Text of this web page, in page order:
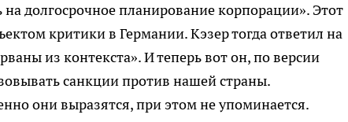
долгосрочное планирование корпорации». Этот
критики в Германии. Кэзер тогда ответил на
из контекста». И теперь вот он, по версии
санкции против нашей страны.
они выразятся, при этом не упоминается.